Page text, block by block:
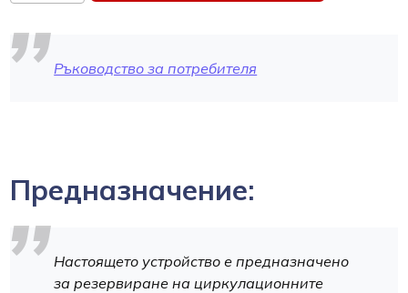
Ръководство за потребителя
Предназначение:
Настоящето устройство е предназначено
за резервиране на циркулационните